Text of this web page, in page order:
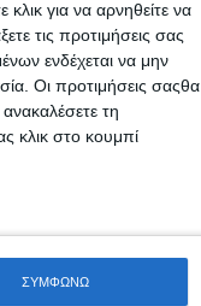
για να αρνηθείτε να
τις προτιμήσεις σας
ενδέχεται να μην
Οι προτιμήσεις σαςθα
τη
κλικ στο κουμπί
ΣΥΜΦΩΝΩ
πραγματικού
επάγγελμα ή
από
τα στοιχεία